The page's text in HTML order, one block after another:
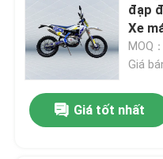
đạp
Xe
H
MOQ
Giá
Giá tốt nhất